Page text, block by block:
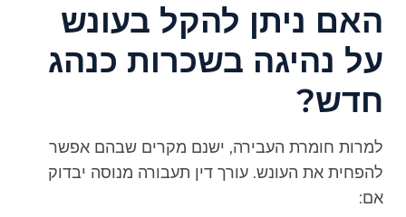
האם ניתן להקל בעונש
על נהיגה בשכרות כנהג
חדש?
למרות חומרת העבירה, ישנם מקרים שבהם אפשר
להפחית את העונש. עורך דין תעבורה מנוסה יבדוק
אם: